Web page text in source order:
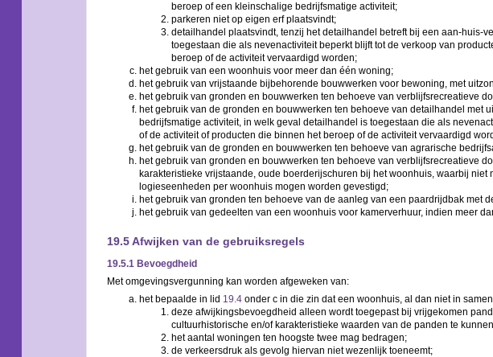
beroep of een kleinschalige bedrijfsmatige activiteit;
parkeren niet op eigen erf plaatsvindt;
detailhandel plaatsvindt, tenzij het detailhandel betreft bij een aan-huis-
toegestaan die als nevenactiviteit beperkt blijft tot de verkoop van
beroep of de activiteit vervaardigd worden;
het gebruik van een woonhuis voor meer dan één woning;
het gebruik van vrijstaande bijbehorende bouwwerken voor bewoning, met
het gebruik van gronden en bouwwerken ten behoeve van verblijfsrecreatieve
het gebruik van de gronden en bouwwerken ten behoeve van detailhandel
bedrijfsmatige activiteit, in welk geval detailhandel is toegestaan die als
of de activiteit of producten die binnen het beroep of de activiteit vervaardigd
het gebruik van de gronden en bouwwerken ten behoeve van agrarische
het gebruik van gronden en bouwwerken ten behoeve van verblijfsrecreatieve
karakteristieke vrijstaande, oude boerderijschuren bij het woonhuis, waarbij
logieseenheden per woonhuis mogen worden gevestigd;
het gebruik van gronden ten behoeve van de aanleg van een paardrijdbak met
het gebruik van gedeelten van een woonhuis voor kamerverhuur, indien meer
19.5 Afwijken van de gebruiksregels
19.5.1 Bevoegdheid
Met omgevingsvergunning kan worden afgeweken van:
het bepaalde in lid 19.4onder c in die zin dat een woonhuis, al dan niet in
deze afwijkingsbevoegdheid alleen wordt toegepast bij vrijgekomen
cultuurhistorische en/of karakteristieke waarden van de panden te
het aantal woningen ten hoogste twee mag bedragen;
de verkeersdruk als gevolg hiervan niet wezenlijk toeneemt;